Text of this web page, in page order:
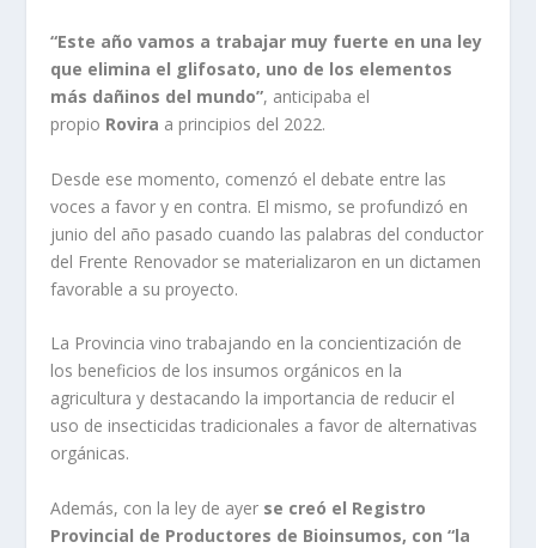
“Este año vamos a trabajar muy fuerte en una ley
que elimina el glifosato, uno de los elementos
más dañinos del mundo”, anticipaba el
propio Rovira a principios del 2022.
Desde ese momento, comenzó el debate entre las
voces a favor y en contra. El mismo, se profundizó en
junio del año pasado cuando las palabras del conductor
del Frente Renovador se materializaron en un dictamen
favorable a su proyecto.
La Provincia vino trabajando en la concientización de
los beneficios de los insumos orgánicos en la
agricultura y destacando la importancia de reducir el
uso de insecticidas tradicionales a favor de alternativas
orgánicas.
Además, con la ley de ayer se creó el Registro
Provincial de Productores de Bioinsumos, con “la